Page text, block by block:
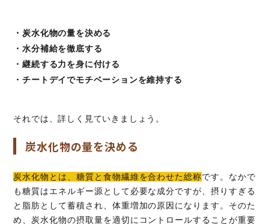
・炭水化物の量を決める
・水分補給を徹底する
・継続する力を身に付ける
・チートデイでモチベーションを維持する
それでは、詳しく見ていきましょう。
炭水化物の量を決める
炭水化物とは、糖質と食物繊維を合わせた総称です。なかで
も糖質はエネルギー源として必要な成分ですが、摂りすぎる
と脂肪として蓄積され、体重増加の原因になります。そのた
め、炭水化物の摂取量を適切にコントロールすることが重要